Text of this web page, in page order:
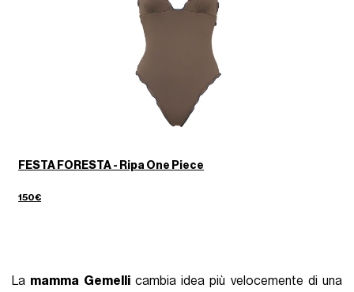
FESTA FORESTA - Ripa One Piece
150€
La mamma Gemellicambia idea più velocemente di una